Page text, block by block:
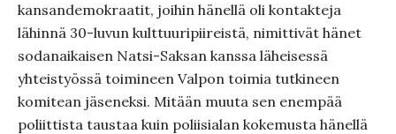
kansandemokraatit, joihin hänellä oli kontakteja
lähinnä 30-luvun kulttuuripiireistä, nimittivät hänet
sodanaikaisen Natsi-Saksan kanssa läheisessä
yhteistyössä toimineen Valpon toimia tutkineen
komitean jäseneksi. Mitään muuta sen enempää
poliittista taustaa kuin poliisialan kokemusta hänellä